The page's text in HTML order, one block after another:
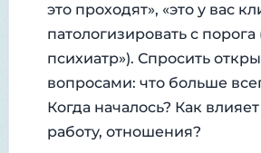
это проходят», «это у вас
патологизировать с
психиатр»). Спросить
вопросами: что больше
Когда началось? Как
работу, отношения?